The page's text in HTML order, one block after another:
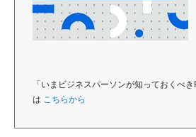
「いまビジネスパーソンが知っておくべ
は こちらから